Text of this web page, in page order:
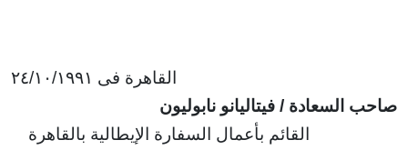
القاهرة فى ٢٤/١٠/١٩٩١
/ فيتاليانو نابوليون
القائم بأعمال السفارة الإيطالية بالقاهرة